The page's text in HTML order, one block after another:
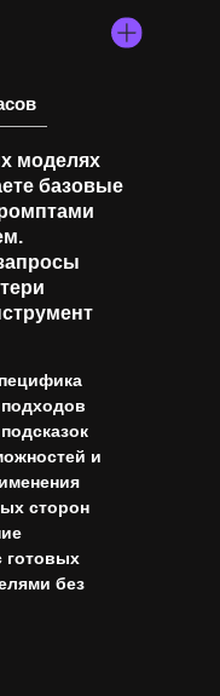
моделях
базовые
и
сторон
готовых
без